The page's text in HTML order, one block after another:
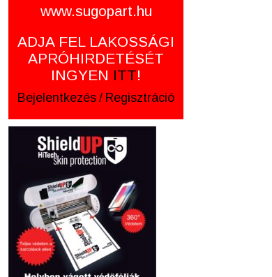
www.sugopart.hu
ADJA FEL LAKOSSÁGI
APRÓHIRDETÉSÉT
INGYEN ITT!
Bejelentkezés / Regisztráció